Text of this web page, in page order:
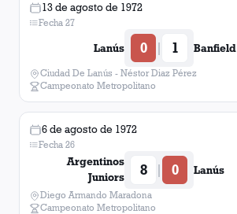
13 de agosto de 1972
Fecha 27
Lanús 0 | 1 Banfield
Ciudad De Lanús - Néstor Diaz Pérez
Campeonato Metropolitano
6 de agosto de 1972
Fecha 26
Argentinos
Juniors
8 | 0 Lanús
Diego Armando Maradona
Campeonato Metropolitano